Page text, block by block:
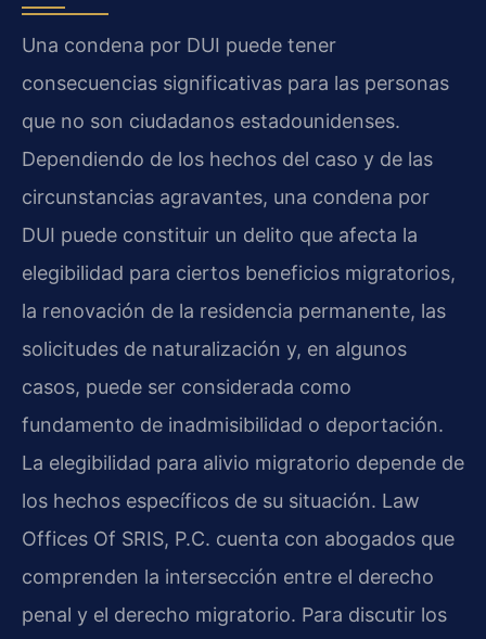
Una condena por DUI puede tener
consecuencias significativas para las personas
que no son ciudadanos estadounidenses.
Dependiendo de los hechos del caso y de las
circunstancias agravantes, una condena por
DUI puede constituir un delito que afecta la
elegibilidad para ciertos beneficios migratorios,
la renovación de la residencia permanente, las
solicitudes de naturalización y, en algunos
casos, puede ser considerada como
fundamento de inadmisibilidad o deportación.
La elegibilidad para alivio migratorio depende de
los hechos específicos de su situación. Law
Offices Of SRIS, P.C. cuenta con abogados que
comprenden la intersección entre el derecho
penal y el derecho migratorio. Para discutir los